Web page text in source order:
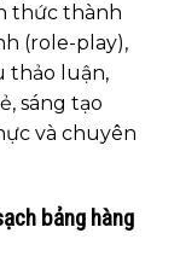
thức thành
(role-play),
thảo luận,
sáng tạo
và chuyên
bảng hàng